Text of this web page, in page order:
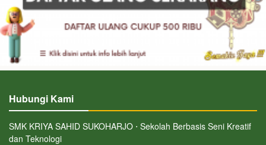
Hubungi Kami
SMK KRIYA SAHID SUKOHARJO ⋅ Sekolah Berbasis Seni Kreatif
dan Teknologi